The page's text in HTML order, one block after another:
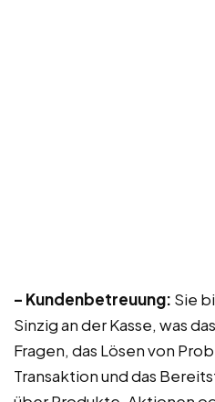
– Kundenbetreuung: Sie
Sinzig an der Kasse, was
Fragen, das Lösen von
Transaktion und das